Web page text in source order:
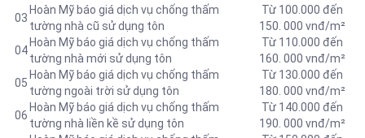
03
Hoàn Mỹ báo giá dịch vụ chống thấm
tường nhà cũ sử dụng tôn
Từ 100.000 đến
150. 000 vnđ/m²
04
Hoàn Mỹ báo giá dịch vụ chống thấm
tường nhà mới sử dụng tôn
Từ 110.000 đến
160. 000 vnđ/m²
05
Hoàn Mỹ báo giá dịch vụ chống thấm
tường ngoài trời sử dụng tôn
Từ 130.000 đến
180. 000 vnđ/m²
06
Hoàn Mỹ báo giá dịch vụ chống thấm
tường nhà liền kề sử dụng tôn
Từ 140.000 đến
190. 000 vnđ/m²